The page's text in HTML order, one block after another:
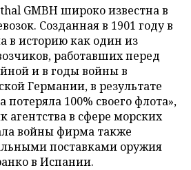
GMBH широко известна в
Созданная в 1901 году в
в историю как один из
работавших перед
и в годы войны в
Германии, в результате
потеряла 100% своего флота»,
агентства в сфере морских
войны фирма также
поставками оружия
в Испании.